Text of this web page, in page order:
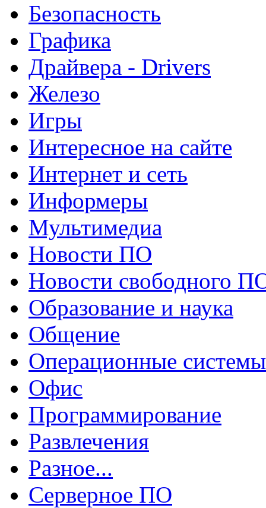
Безопасность
Графика
Драйвера - Drivers
Железо
Игры
Интересное на сайте
Интернет и сеть
Информеры
Мультимедиа
Новости ПО
Новости свободного
Образование и наука
Общение
Операционные системы
Офис
Программирование
Развлечения
Разное...
Серверное ПО